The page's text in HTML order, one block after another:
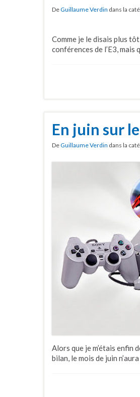
DeGuillaume Verdin dans la
Comme je le disais plus
conférences de l’E3,
En juin sur
DeGuillaume Verdin dans la
Alors que je m’étais enfin
bilan, le mois de juin